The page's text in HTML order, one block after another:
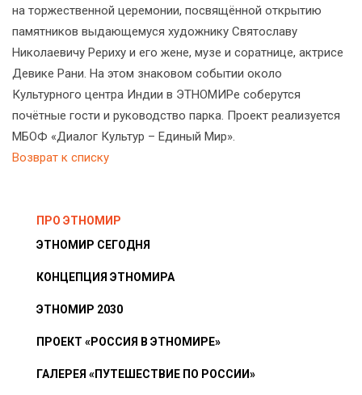
на торжественной церемонии, посвящённой открытию
памятников выдающемуся художнику Святославу
Николаевичу Рериху и его жене, музе и соратнице, актрисе
Девике Рани. На этом знаковом событии около
Культурного центра Индии в ЭТНОМИРе соберутся
почётные гости и руководство парка. Проект реализуется
МБОФ «Диалог Культур – Единый Мир».
Возврат к списку
ПРО ЭТНОМИР
ЭТНОМИР СЕГОДНЯ
КОНЦЕПЦИЯ ЭТНОМИРА
ЭТНОМИР 2030
ПРОЕКТ «РОССИЯ В ЭТНОМИРЕ»
ГАЛЕРЕЯ «ПУТЕШЕСТВИЕ ПО РОССИИ»